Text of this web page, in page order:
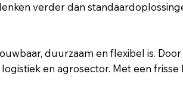
verder dan
duurzaam en flexibel is.
en agrosector. Met een